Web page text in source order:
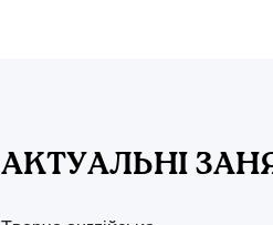
АКТУАЛЬНІ